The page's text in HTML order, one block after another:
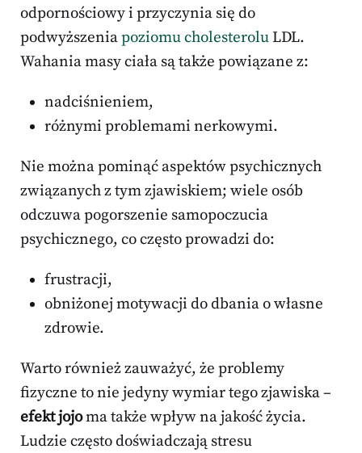
odpornościowy i przyczynia się do
podwyższeniapoziomu cholesteroluLDL.
Wahania masy ciała są także powiązane z:
nadciśnieniem,
różnymi problemami nerkowymi.
Nie można pominąć aspektów psychicznych
związanych z tym zjawiskiem; wiele osób
odczuwa pogorszenie samopoczucia
psychicznego, co często prowadzi do:
frustracji,
obniżonej motywacji do dbania o własne
zdrowie.
Warto również zauważyć, że problemy
fizyczne to nie jedyny wymiar tego zjawiska –
efekt jojoma także wpływ na jakość życia.
Ludzie często doświadczają stresu